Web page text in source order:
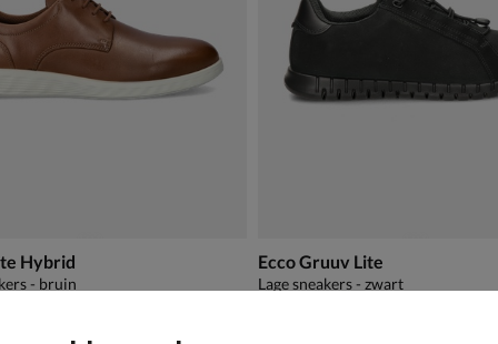
Hybrid
- bruin
Ecco Gruuv Lite
Lage sneakers - zwart